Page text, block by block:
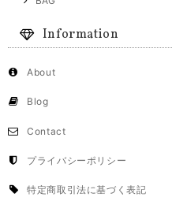
Information
About
Blog
Contact
プライバシーポリシー
特定商取引法に基づく表記